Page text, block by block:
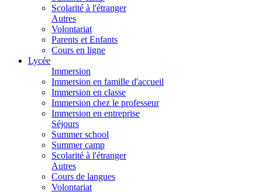
Scolarité à l'étranger
Autres
Volontariat
Parents et Enfants
Cours en ligne
Lycée
Immersion
Immersion en famille d'accueil
Immersion en classe
Immersion chez le professeur
Immersion en entreprise
Séjours
Summer school
Summer camp
Scolarité à l'étranger
Autres
Cours de langues
Volontariat